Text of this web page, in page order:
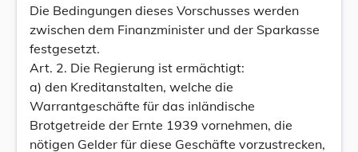
Die Bedingungen dieses Vorschusses werden
zwischen dem Finanzminister und der Sparkasse
festgesetzt.
Art. 2. Die Regierung ist ermächtigt:
a) den Kreditanstalten, welche die
Warrantgeschäfte für das inländische
Brotgetreide der Ernte 1939 vornehmen, die
nötigen Gelder für diese Geschäfte vorzustrecken,